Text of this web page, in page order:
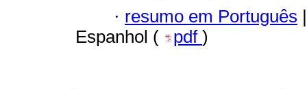
· resumo em Português
Espanhol (
pdf )